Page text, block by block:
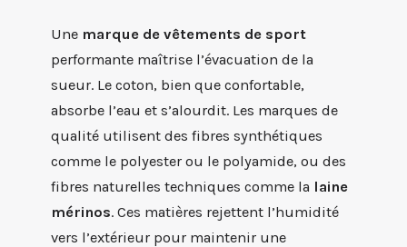
Une marque de vêtements de sport
performante maîtrise l’évacuation de la
sueur. Le coton, bien que confortable,
absorbe l’eau et s’alourdit. Les marques de
qualité utilisent des fibres synthétiques
comme le polyester ou le polyamide, ou des
fibres naturelles techniques comme la laine
mérinos. Ces matières rejettent l’humidité
vers l’extérieur pour maintenir une